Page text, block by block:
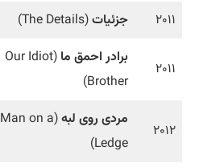
۲۰۱۱ جزئیات(The Details)
۲۰۱۱
برادر احمق ما (Our Idiot
Brother)
۲۰۱۲
مردی روی لبه (Man on a
Ledge)